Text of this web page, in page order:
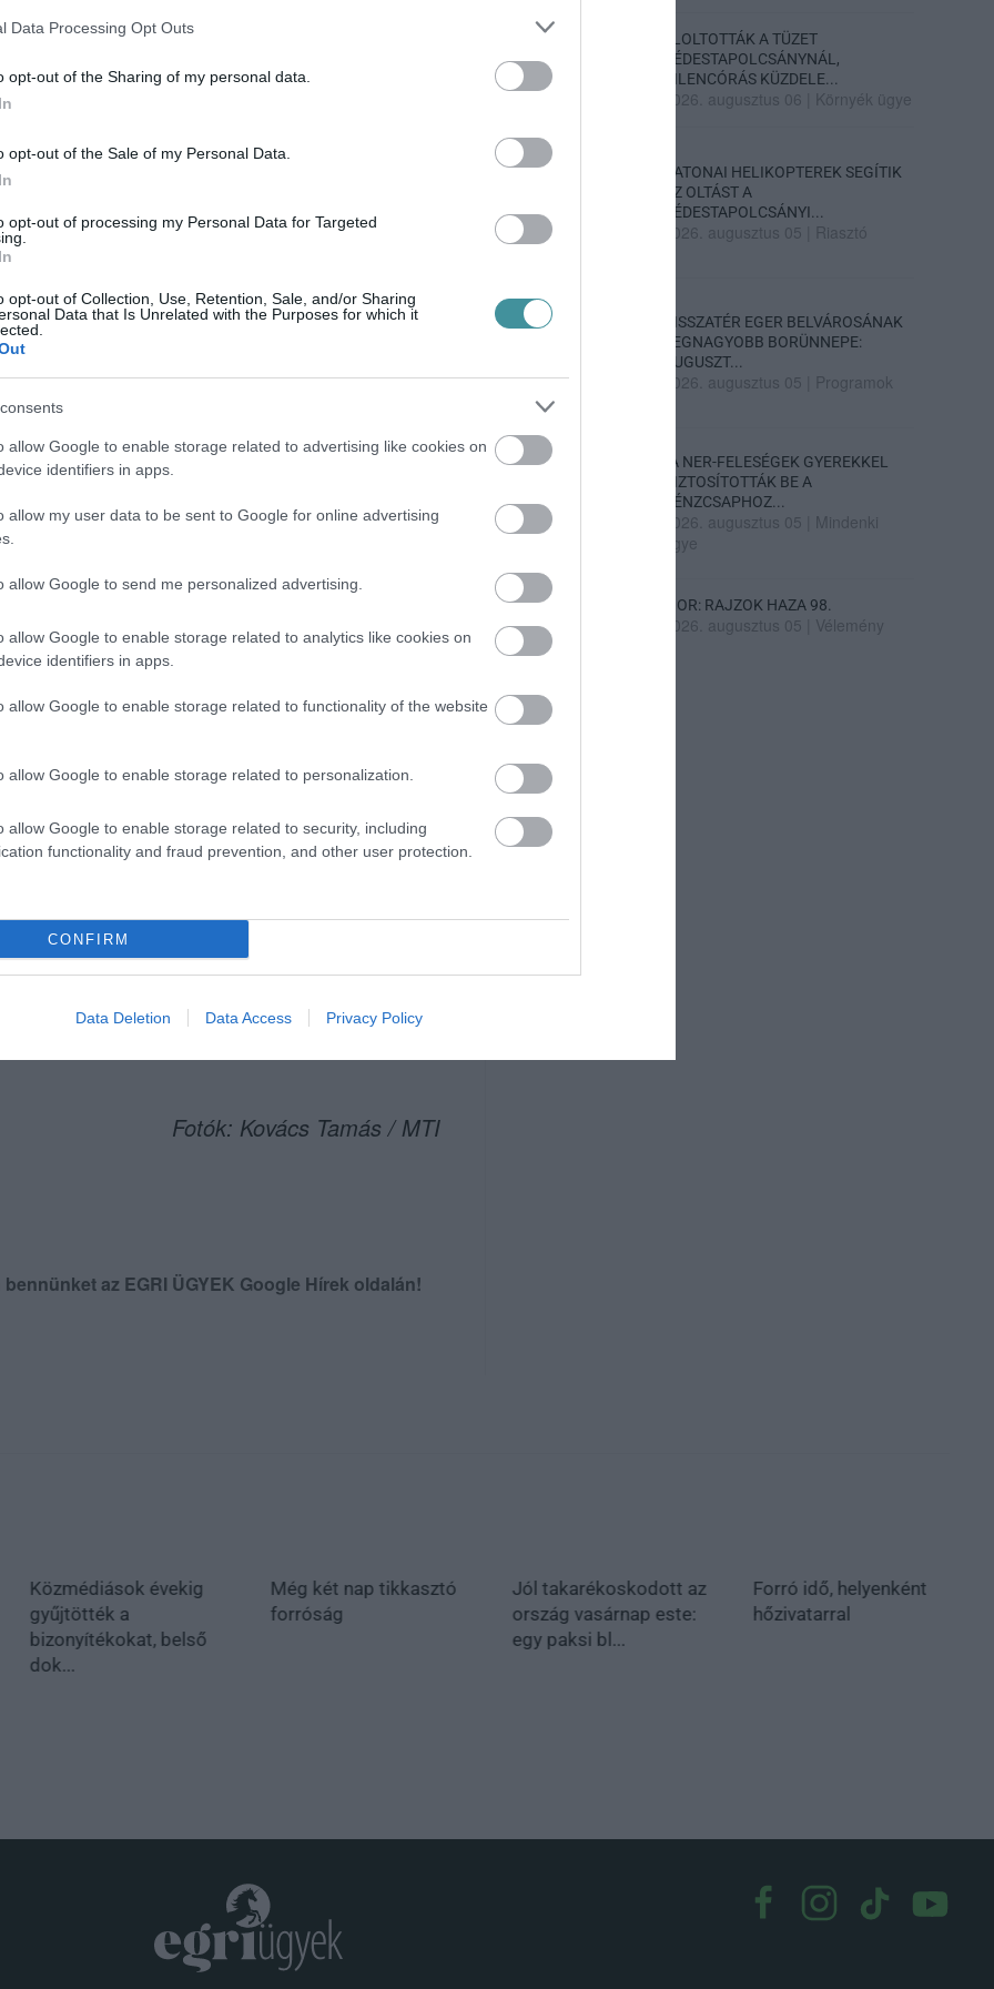
Data Processing Opt Outs
opt-out of the Sharing of my personal data.
opt-out of the Sale of my Personal Data.
opt-out of processing my Personal Data for Targeted
opt-out of Collection, Use, Retention, Sale, and/or Sharing
Data that Is Unrelated with the Purposes for which it
allow Google to enable storage related to advertising like cookies on
identifiers in apps.
allow my user data to be sent to Google for online advertising
allow Google to send me personalized advertising.
allow Google to enable storage related to analytics like cookies on
identifiers in apps.
allow Google to enable storage related to functionality of the website
allow Google to enable storage related to personalization.
allow Google to enable storage related to security, including
functionality and fraud prevention, and other user protection.
CONFIRM
Data Deletion Data Access Privacy Policy
kezdeményezi a kormány
magyar háztartás fogyasztásáig marad
1-től
forintot fizet ma egy átlagos
nem tartanak fent, akkor egy éves
továbbra is csökkentett áron kapja
pedig plusz kedvezményt kapnak.
azt mondta, az eredeti cél a
számára elérhető egyszerű adózási forma
kétharmada már valójában
ki.
ha helyzet változik, akkor ebben is
miszerint az Európai Bizottság
kérésként a magyar kormány
mondta, ebben „akarategység van a
szerinte a magyar ellenzék képviselői
a rezsicsökkentés új megoldása nem
javasolt miniszterelnök-jelöltként, Gulyás
hogy ha az ellenzék jut hatalomra,
Fotók: Kovács Tamás / MTI
az EGRI ÜGYEK Google Hírek oldalán!
ELOLTOTTÁK A TÜZET
DÉDESTAPOLCSÁNYNÁL,
KILENCÓRÁS KÜZDELE...
2026. augusztus 06 Környék ügye
KATONAI HELIKOPTEREK SEGÍTIK
AZ OLTÁST A
DÉDESTAPOLCSÁNYI...
2026. augusztus 05 Riasztó
VISSZATÉR EGER BELVÁROSÁNAK
LEGNAGYOBB BORÜNNEPE:
AUGUSZT...
2026. augusztus 05 Programok
„A NER-FELESÉGEK GYEREKKEL
BIZTOSÍTOTTÁK BE A
PÉNZCSAPHOZ...
2026. augusztus 05
Mindenki
ügye
SIOR: RAJZOK HAZA 98.
2026. augusztus 05 Vélemény
Közmédiások évekig
gyűjtötték a
bizonyítékokat, belső
dok...
Még két nap tikkasztó
forróság
Jól takarékoskodott az
ország vasárnap este:
egy paksi bl...
Forró idő, helyenként
hőzivatarral